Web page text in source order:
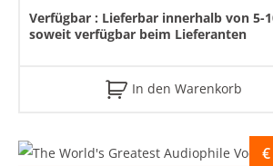
Verfügbar : Lieferbar innerhalb von 5-
soweit verfügbar beim Lieferanten
In den Warenkorb
€